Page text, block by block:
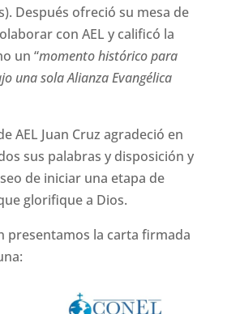
Después ofreció su mesa de
con AEL y calificó la
un “momento histórico para
una sola Alianza Evangélica
AEL Juan Cruz agradeció en
sus palabras y disposición y
de iniciar una etapa de
glorifique a Dios.
presentamos la carta firmada